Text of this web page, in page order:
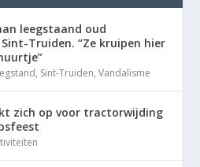
leegstaand oud
Truiden. “Ze kruipen hier
, Sint-Truiden,Vandalisme
zich op voor tractorwijding